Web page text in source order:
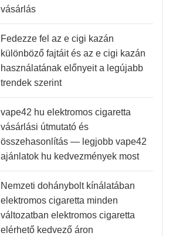
vásárlás
Fedezze fel az e cigi kazán
különböző fajtáit és az e cigi kazán
használatának előnyeit a legújabb
trendek szerint
vape42 hu elektromos cigaretta
vásárlási útmutató és
összehasonlítás — legjobb vape42
ajánlatok hu kedvezmények most
Nemzeti dohánybolt kínálatában
elektromos cigaretta minden
változatban elektromos cigaretta
elérhető kedvező áron